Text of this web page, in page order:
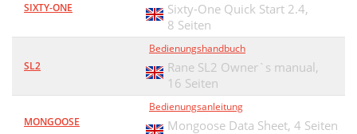
SIXTY-ONE
Sixty-One Quick Start 2.4,
8 Seiten
SL2
Bedienungshandbuch
Rane SL2 Owner`s manual,
16 Seiten
MONGOOSE
Bedienungsanleitung
Mongoose Data Sheet, 4 Seiten